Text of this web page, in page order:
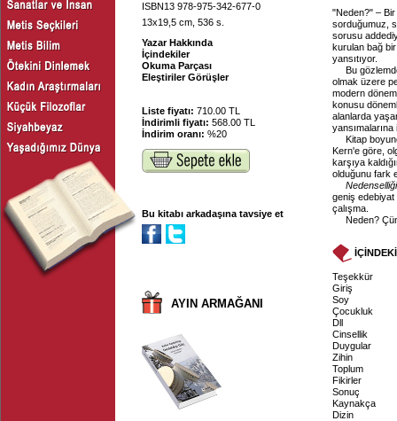
ISBN13 978-975-342-677-0
13x19,5 cm, 536 s.
Yazar Hakkında
İçindekiler
Okuma Parçası
Eleştiriler Görüşler
Liste fiyatı: 710.00 TL
İndirimli fiyatı: 568.00 TL
İndirim oranı: %20
Bu kitabı arkadaşına tavsiye et
AYIN ARMAĞANI
"Neden?" –
sorduğumuz,
sorusu
kurulan bağ
yansıtıyor.
Bu
olmak üzere
modern
konusu
alanlarda
Kitap
Kern'e göre,
karşıya
olduğunu fark
geniş edebiyat
çalışma.
Neden?
Teşekkür
Giriş
Soy
Çocukluk
Dll
Cinsellik
Duygular
Zihin
Toplum
Fikirler
Sonuç
Kaynakça
Dizin